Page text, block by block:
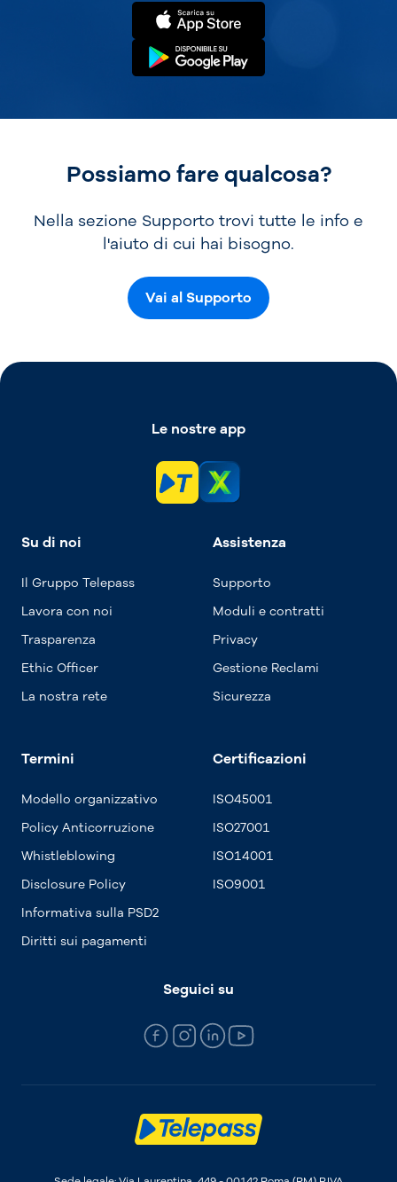
Possiamo fare qualcosa?
Nella sezione Supporto trovi tutte le info e
l'aiuto di cui hai bisogno.
Vai al Supporto
Le nostre app
Su di noi
Il Gruppo Telepass
Lavora con noi
Trasparenza
Ethic Officer
La nostra rete
Assistenza
Supporto
Moduli e contratti
Privacy
Gestione Reclami
Sicurezza
Termini
Modello organizzativo
Policy Anticorruzione
Whistleblowing
Disclosure Policy
Informativa sulla PSD2
Diritti sui pagamenti
Certificazioni
ISO45001
ISO27001
ISO14001
ISO9001
Seguici su